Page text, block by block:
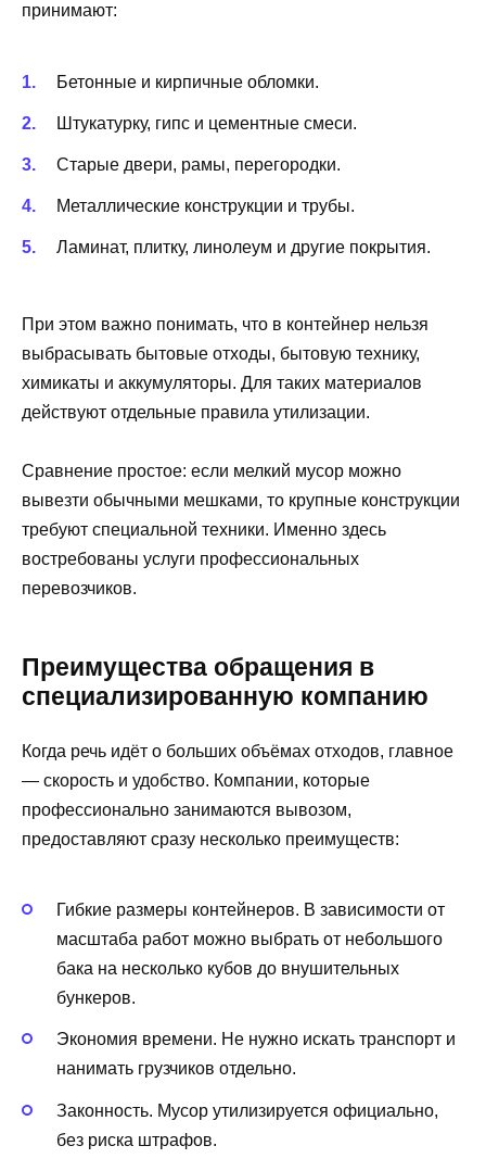
принимают:
Бетонные и кирпичные обломки.
Штукатурку, гипс и цементные смеси.
Старые двери, рамы, перегородки.
Металлические конструкции и трубы.
Ламинат, плитку, линолеум и другие покрытия.
При этом важно понимать, что в контейнер нельзя
выбрасывать бытовые отходы, бытовую технику,
химикаты и аккумуляторы. Для таких материалов
действуют отдельные правила утилизации.
Сравнение простое: если мелкий мусор можно
вывезти обычными мешками, то крупные конструкции
требуют специальной техники. Именно здесь
востребованы услуги профессиональных
перевозчиков.
Преимущества обращения в
специализированную компанию
Когда речь идёт о больших объёмах отходов, главное
— скорость и удобство. Компании, которые
профессионально занимаются вывозом,
предоставляют сразу несколько преимуществ:
Гибкие размеры контейнеров. В зависимости от
масштаба работ можно выбрать от небольшого
бака на несколько кубов до внушительных
бункеров.
Экономия времени. Не нужно искать транспорт и
нанимать грузчиков отдельно.
Законность. Мусор утилизируется официально,
без риска штрафов.